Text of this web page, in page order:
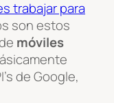
trabajar para
son estos
móviles
de Google,